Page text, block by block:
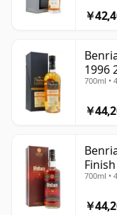
￥
1996
700ml •
￥
700ml •
￥